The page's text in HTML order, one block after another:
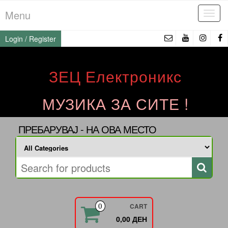
to
the
content
Menu
Login / Register
ЗЕЦ Електроникс
МУЗИКА ЗА СИТЕ !
ПРЕБАРУВАЈ - НА ОВА МЕСТО
0 CART
0,00 ДЕН